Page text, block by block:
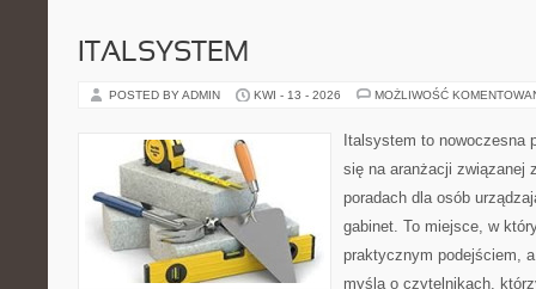
ITALSYSTEM
POSTED BY ADMIN KWI - 13 - 2026 MOŻLIWOŚĆ
Italsystem to nowoczesna
się na aranżacji związanej
poradach dla osób
gabinet. To miejsce, w
praktycznym podejściem,
myślą o czytelnikach,